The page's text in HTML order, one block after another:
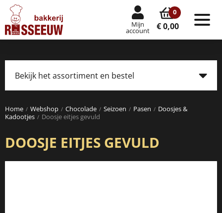
Mijn
account
0
€ 0,00
Bekijk het assortiment en bestel
Home Webshop Chocolade Seizoen Pasen
Doosjes &
Kadootjes
Doosje eitjes gevuld
DOOSJE EITJES GEVULD